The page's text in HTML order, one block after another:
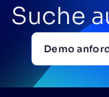
Suche
Demo